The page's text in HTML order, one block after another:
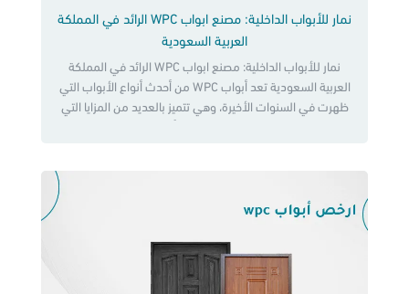
نمار للأبواب الداخلية: مصنع ابواب WPC الرائد في المملكة
العربية السعودية
نمار للأبواب الداخلية: مصنع ابواب WPC الرائد في المملكة
العربية السعودية تعد أبواب WPC من أحدث أنواع الأبواب التي
ظهرت في السنوات الأخيرة، وهي تتميز بالعديد من المزايا التي